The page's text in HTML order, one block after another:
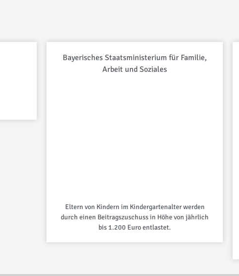
Bayerisches Staatsministerium für Familie,
Arbeit und Soziales
Eltern von Kindern im Kindergartenalter werden
durch einen Beitragszuschuss in Höhe von jährlich
bis 1.200 Euro entlastet.